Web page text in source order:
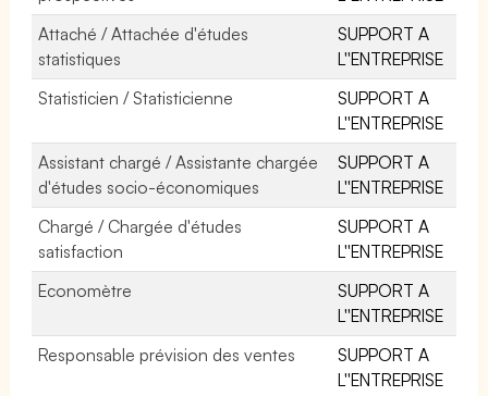
Attaché / Attachée d'études
statistiques
SUPPORT A
L''ENTREPRISE
Statisticien / Statisticienne
SUPPORT A
L''ENTREPRISE
Assistant chargé / Assistante chargée
d'études socio-économiques
SUPPORT A
L''ENTREPRISE
Chargé / Chargée d'études
satisfaction
SUPPORT A
L''ENTREPRISE
Economètre
SUPPORT A
L''ENTREPRISE
Responsable prévision des ventes
SUPPORT A
L''ENTREPRISE